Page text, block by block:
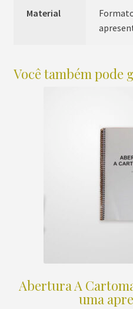
Material
Você também pode
Abertura A
uma